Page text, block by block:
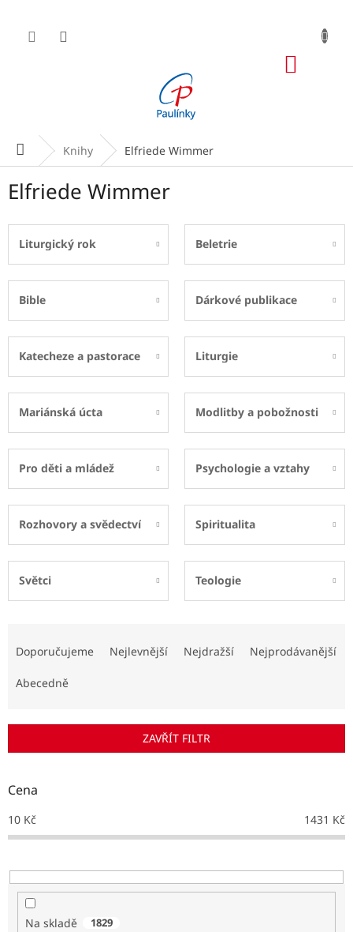
obsah
Domů Knihy Elfriede Wimmer
Elfriede Wimmer
Liturgický rok Beletrie
Bible Dárkové publikace
Katecheze a pastorace Liturgie
Mariánská úcta Modlitby a pobožnosti
Pro děti a mládež Psychologie a vztahy
Rozhovory a svědectví Spiritualita
Světci Teologie
r
d
k
t
Doporučujeme Nejlevnější Nejdražší Nejprodávanější
Abecedně
ZAVŘÍT FILTR
Cena
10 Kč 1431 Kč
Na skladě 1829